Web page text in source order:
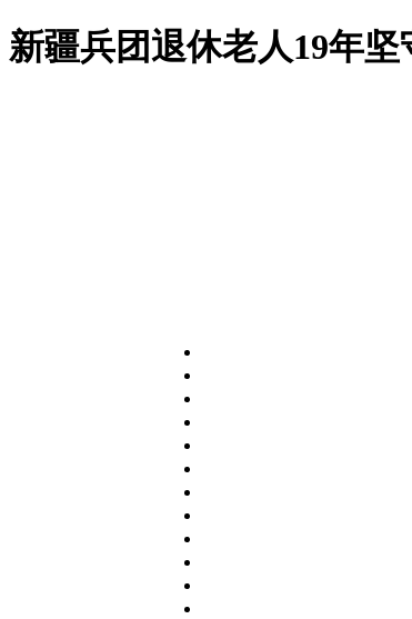
新疆兵团退休老人19年